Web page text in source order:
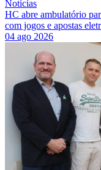
Notícias
HC abre ambulatório
com jogos e apostas
04 ago 2026